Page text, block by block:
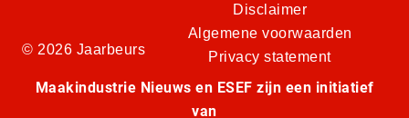
© 2026 Jaarbeurs
Disclaimer
Algemene voorwaarden
Privacy statement
Maakindustrie Nieuws en ESEF zijn een initiatief
van